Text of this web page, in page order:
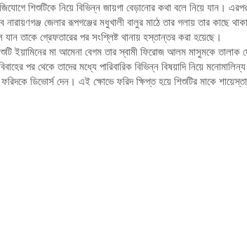
শিশুটিকে নিয়ে বিভিন্ন জায়গা বেড়ানোর কথা বলে নিয়ে যান।
জেলার রূপগঞ্জের মধুখালী বালুর মাঠে তার গলায় তার কাছে থাকা
তাকে গ্রেফতারের পর সংশ্লিষ্ট থানায় হস্তান্তর করা হয়েছে।
ইয়ামিনের মা আমেনা বেগম তার স্বামী ফিরোজ আলম মাসুমকে তালাক
পর থেকে তাদের মধ্যে পারিবারিক বিভিন্ন বিষয়াদি নিয়ে মনোমালিন্য
ডিভোর্স দেন। এই ক্ষোভে ফরিদ ক্ষিপ্ত হয়ে শিশুটির মাকে শায়েস্তা